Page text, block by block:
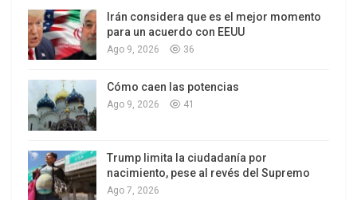
Los latinos le van dando la espalda a Trump
Irán considera que es el mejor momento
para un acuerdo con EEUU
Ago 9, 2026 36
Cómo caen las potencias
Ago 9, 2026 41
Trump limita la ciudadanía por
nacimiento, pese al revés del Supremo
Ago 7, 2026